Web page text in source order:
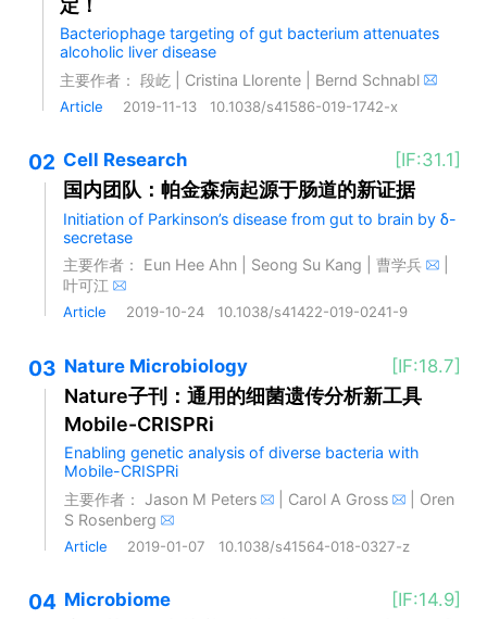
Bacteriophage targeting of gut bacterium attenuates
alcoholic liver disease
主要作者：段屹 Cristina Llorente Bernd Schnabl
Article 2019-11-13 10.1038/s41586-019-1742-x
02 Cell Research [IF:31.1]
国内团队：帕金森病起源于肠道的新证据
Initiation of Parkinson’s disease from gut to brain by δ-
secretase
主要作者： Eun Hee Ahn Seong Su Kang |曹学兵
叶可江
Article 2019-10-24 10.1038/s41422-019-0241-9
03 Nature Microbiology [IF:18.7]
Nature子刊：通用的细菌遗传分析新工具
Mobile-CRISPRi
Enabling genetic analysis of diverse bacteria with
Mobile-CRISPRi
主要作者： Jason M Peters Carol A Gross
Oren
S Rosenberg
Article 2019-01-07 10.1038/s41564-018-0327-z
04 Microbiome [IF:14.9]